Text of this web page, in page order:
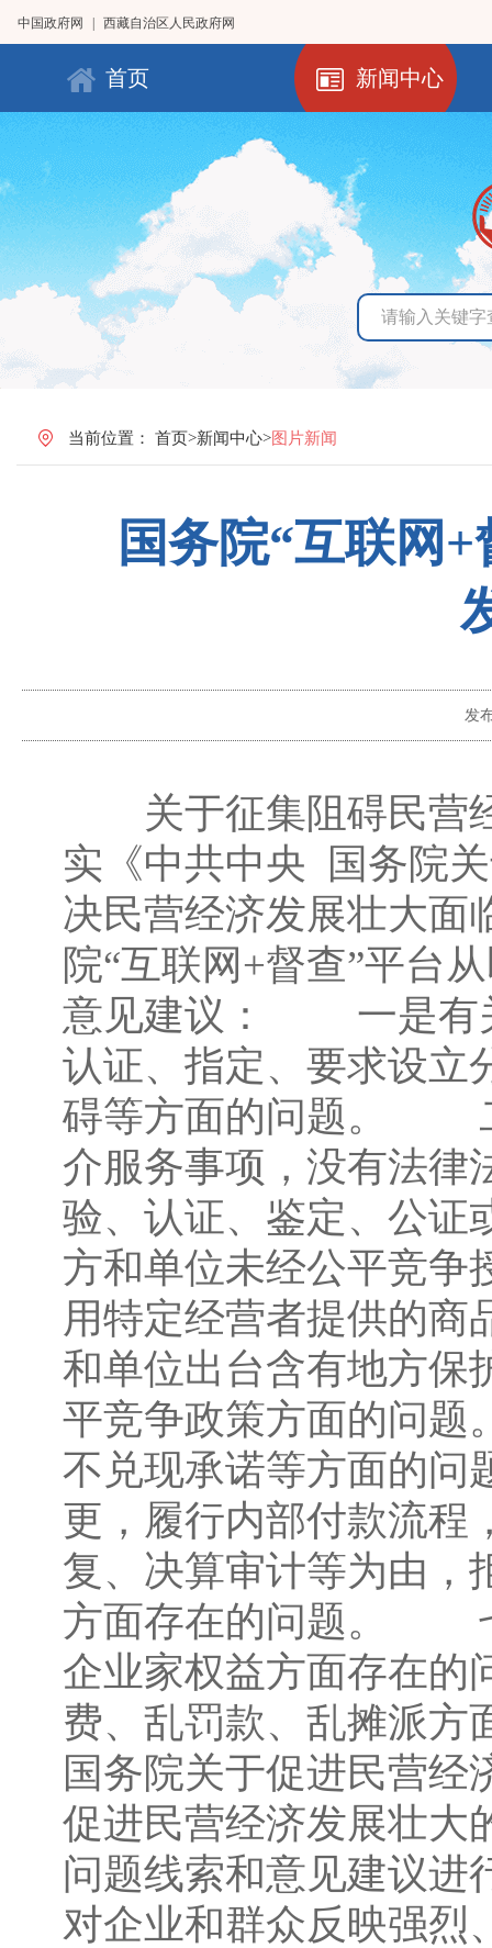
中国政府网 西藏自治区人民政府网
首页 新闻中心
当前位置： 首页>新闻中心>图片新闻
国务院“互联网
发
关于征集阻碍民营
实《中共中央 国务院
决民营经济发展壮大面
院“互联网+督查”平台
意见建议： 一是有关
认证、指定、要求设立
碍等方面的问题。 二
介服务事项，没有法律
验、认证、鉴定、公
方和单位未经公平竞争
用特定经营者提供的
和单位出台含有地方保
平竞争政策方面的问
不兑现承诺等方面的
更，履行内部付款流程
复、决算审计等为由，
方面存在的问题。 七
企业家权益方面存在
费、乱罚款、乱摊派
国务院关于促进民营
促进民营经济发展壮
问题线索和意见建议进
对企业和群众反映强烈